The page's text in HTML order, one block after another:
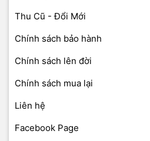
Thu Cũ - Đổi Mới
Chính sách bảo hành
Chính sách lên đời
Chính sách mua lại
Liên hệ
Facebook Page